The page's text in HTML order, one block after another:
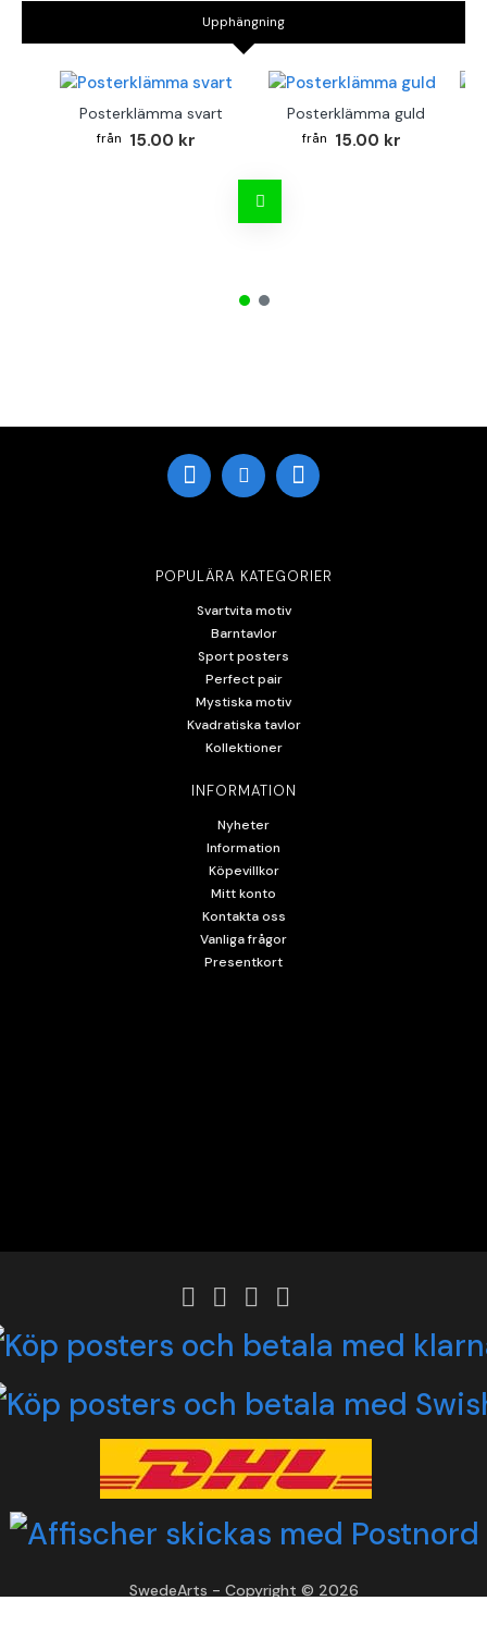
Upphängning
Posterklämma svart
15.00 kr
Posterklämma guld
15.00 kr
POPULÄRA KATEGORIER
Svartvita motiv
Barntavlor
Sport posters
Perfect pair
Mystiska motiv
Kvadratiska tavlor
Kollektioner
INFORMATION
Nyheter
Information
Köpevillkor
Mitt konto
Kontakta oss
Vanliga frågor
Presentkort
SwedeArts - Copyright © 2026